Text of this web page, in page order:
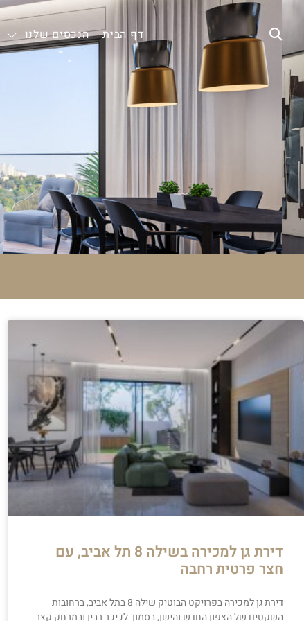
דף הבית הנכסים שלנו
דירת גן למכירה בשילה 8 תל אביב, עם
חצר פרטית רחבה
דירת גן למכירה בפרויקט הבוטיק שילה 8 בתל אביב, ברחובות
השקטים של הצפון החדש והישן, בסמוך לכיכר רבין ובמרחק קצר